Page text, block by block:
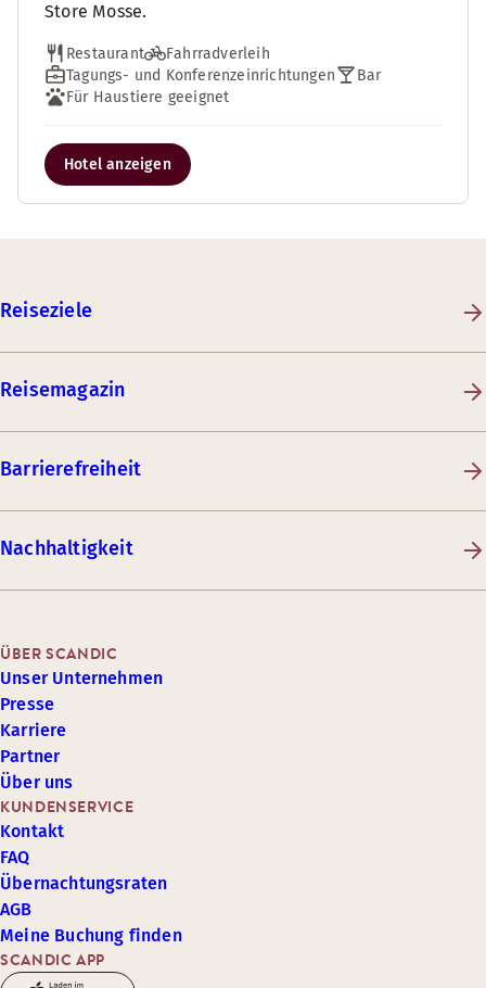
Store Mosse.
Restaurant
Fahrradverleih
Tagungs- und Konferenzeinrichtungen
Bar
Für Haustiere geeignet
Hotel anzeigen
Reiseziele
Reisemagazin
Barrierefreiheit
Nachhaltigkeit
SCANDIC APP
KUNDENSERVICE
Kontakt
FAQ
Übernachtungsraten
AGB
Meine Buchung finden
ÜBER SCANDIC
Unser Unternehmen
Presse
Karriere
Partner
Über uns